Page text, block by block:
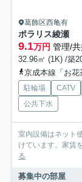
葛飾区西亀有
ポラリス綾瀬
9.1万円 管理/
32.96㎡ (1K) /築
京成本線「お
駐輪場 CATV
公共下水
室内設備はネット
けています。家賃
る
募集中の部屋